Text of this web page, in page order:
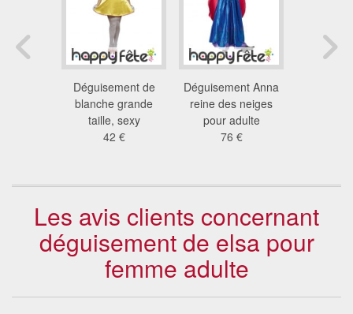
Déguisement de
blanche grande
taille, sexy
42 €
Déguisement Anna
reine des neiges
pour adulte
76 €
Les avis clients concernant
déguisement de elsa pour
femme adulte